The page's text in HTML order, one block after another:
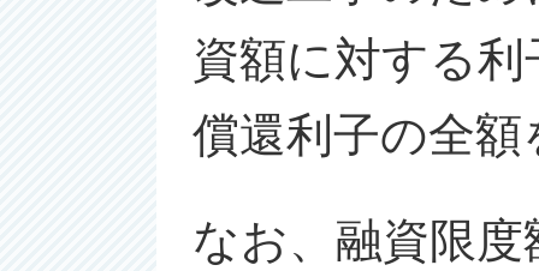
資額に対する
償還利子の全
なお、融資限